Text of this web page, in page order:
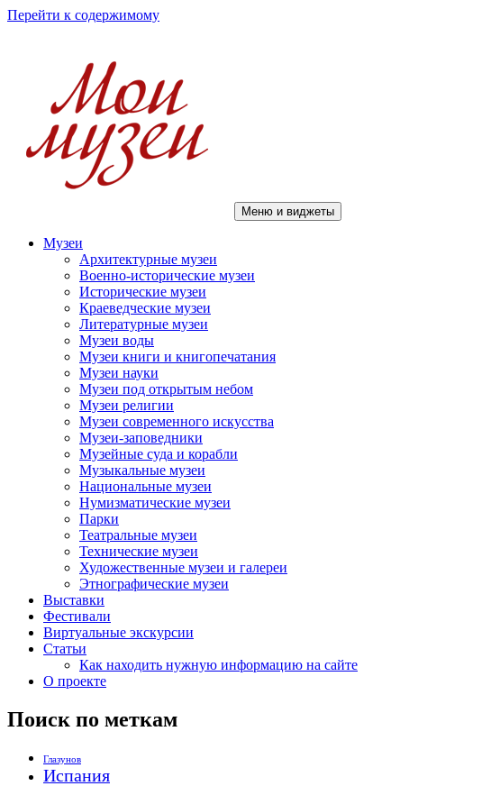
Перейти к содержимому
Мои музеи
Меню и виджеты
Музеи
Архитектурные музеи
Военно-исторические музеи
Исторические музеи
Краеведческие музеи
Литературные музеи
Музеи воды
Музеи книги и книгопечатания
Музеи науки
Музеи под открытым небом
Музеи религии
Музеи современного искусства
Музеи-заповедники
Музейные суда и корабли
Музыкальные музеи
Национальные музеи
Нумизматические музеи
Парки
Театральные музеи
Технические музеи
Художественные музеи и галереи
Этнографические музеи
Выставки
Фестивали
Виртуальные экскурсии
Статьи
Как находить нужную информацию на сайте
О проекте
Поиск по меткам
Глазунов
Испания